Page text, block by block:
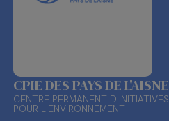
CPIE DES PAYS DE L'AISNE
CENTRE PERMANENT D'INITIATIVES
POUR L'ENVIRONNEMENT